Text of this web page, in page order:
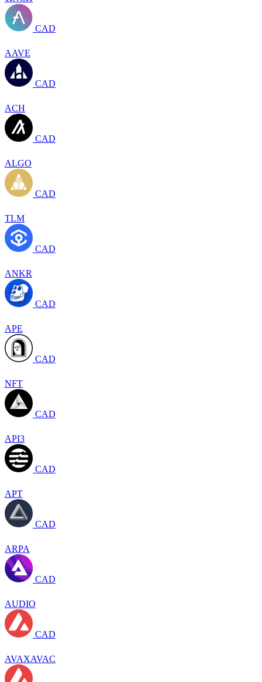
CAD
AAVE
CAD
ACH
CAD
ALGO
CAD
TLM
CAD
ANKR
CAD
APE
CAD
NFT
CAD
API3
CAD
APT
CAD
ARPA
CAD
AUDIO
CAD
AVAXAVAC